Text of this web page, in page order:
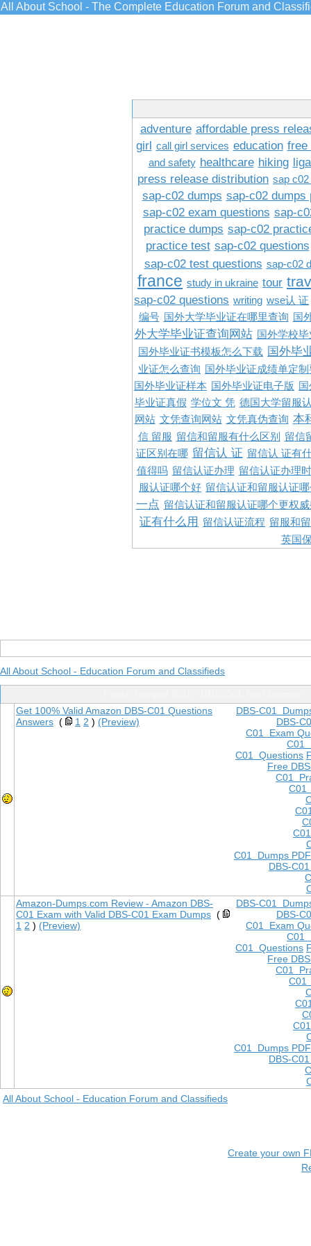
All About School - The Complete Education Forum and
adventure affordable press
girl call girl services education free
and safety healthcare hiking
press release distribution sap
sap-c02 dumps sap-c02 dumps
sap-c02 exam questions sap-
practice dumps sap-c02
practice test sap-c02 questions
sap-c02 test questions sap-c02
france study in ukraine tour
sap-c02 questions writing wse认 证
编号 国外大学毕业证在哪里查询 国
外大学毕业证查询网站 国外学校
国外毕业证书模板怎么下载 国外毕
业证怎么查询
国外毕业证成绩单定
国外毕业证样本
国外毕业证电子版
毕业证真假 学位文 凭 德国大学留服
网站 文凭查询网站 文凭真伪查询 本
信 留服 留信和留服有什么区别
留信
证区别在哪 留信认 证 留信认 证有
值得吗 留信认证办理 留信认证办理
服认证哪个好 留信认证和留服认证
一点 留信认证和留服认证哪个更权
证有什么用 留信认证流程 留服和
英国
All About School - Education Forum and Classifieds
DBS-C01
DBS-
C01 Exam
C01
C01 Questions
Free
C01
C01
C01 Dumps PDF
DBS-
Get 100% Valid Amazon DBS-C01 Questions
Answers ( 1 2 ) (Preview)
DBS-C01
DBS-
C01 Exam
C01
C01 Questions
Free
C01
C01
C01 Dumps PDF
DBS-
Amazon-Dumps.com Review - Amazon DBS-
C01 Exam with Valid DBS-C01 Exam Dumps (
1 2 ) (Preview)
All About School - Education Forum and Classifieds
Create your own